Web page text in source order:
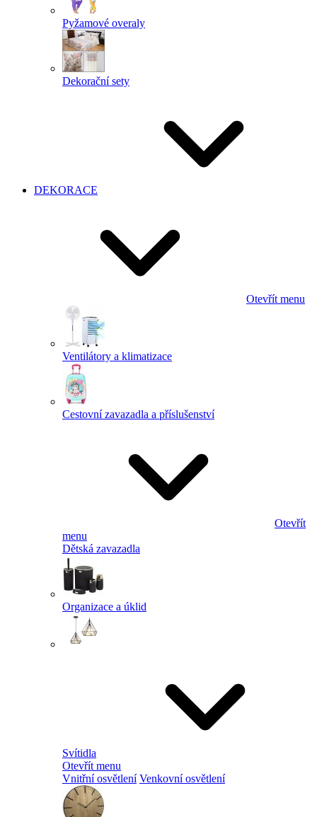
Pyžamové overaly
Dekorační sety
DEKORACE
Otevřít menu
Ventilátory a klimatizace
Cestovní zavazadla a příslušenství
Otevřít
menu
Dětská zavazadla
Organizace a úklid
Svítidla
Otevřít menu
Vnitřní osvětlení Venkovní osvětlení